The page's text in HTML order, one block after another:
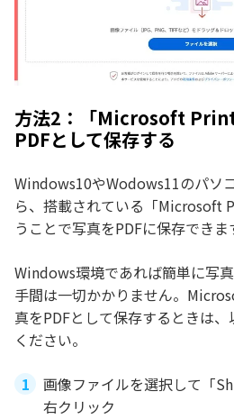
方法2：「Microsoft
PDFとして保存する
Windows10やWodows11のパソ
ら、搭載されている「Microsoft
うことで写真をPDFに保存できま
Windows環境であれば簡単に写真
手間は一切かかりません。
真をPDFとして保存するときは
ください。
画像ファイルを選択して「
右クリック